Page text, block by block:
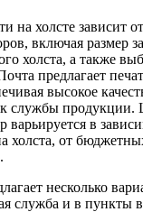
на холсте зависит
включая размер
холста, а также
предлагает
высокое
службы продукции.
варьируется в
холста, от
несколько
служба и в пункты